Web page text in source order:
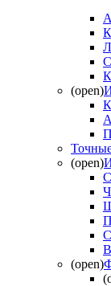
(open)
(open)
(open)